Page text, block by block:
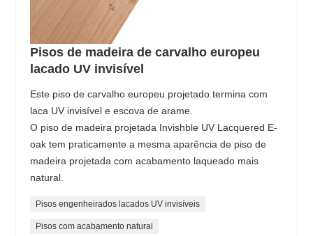
Pisos de madeira de carvalho europeu
lacado UV invisível
Este piso de carvalho europeu projetado termina com
laca UV invisível e escova de arame.
O piso de madeira projetada Invishble UV Lacquered E-
oak tem praticamente a mesma aparência de piso de
madeira projetada com acabamento laqueado mais
natural.
Pisos engenheirados lacados UV invisíveis
Pisos com acabamento natural